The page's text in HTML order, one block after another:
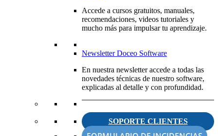
Accede a cursos gratuitos, manuales,
recomendaciones, videos tutoriales y
mucho más para impulsar tu aprendizaje.
Newsletter Doceo Software
En nuestra newsletter accede a todas las
novedades técnicas de nuestro software,
explicadas al detalle y con profundidad.
SOPORTE CLIENTES